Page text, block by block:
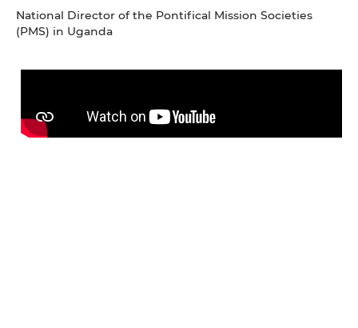
National Director of the Pontifical Mission Societies
(PMS) in Uganda